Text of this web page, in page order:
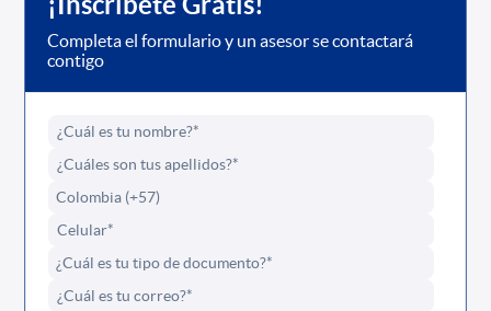
Completa el formulario y un asesor se contactará
contigo